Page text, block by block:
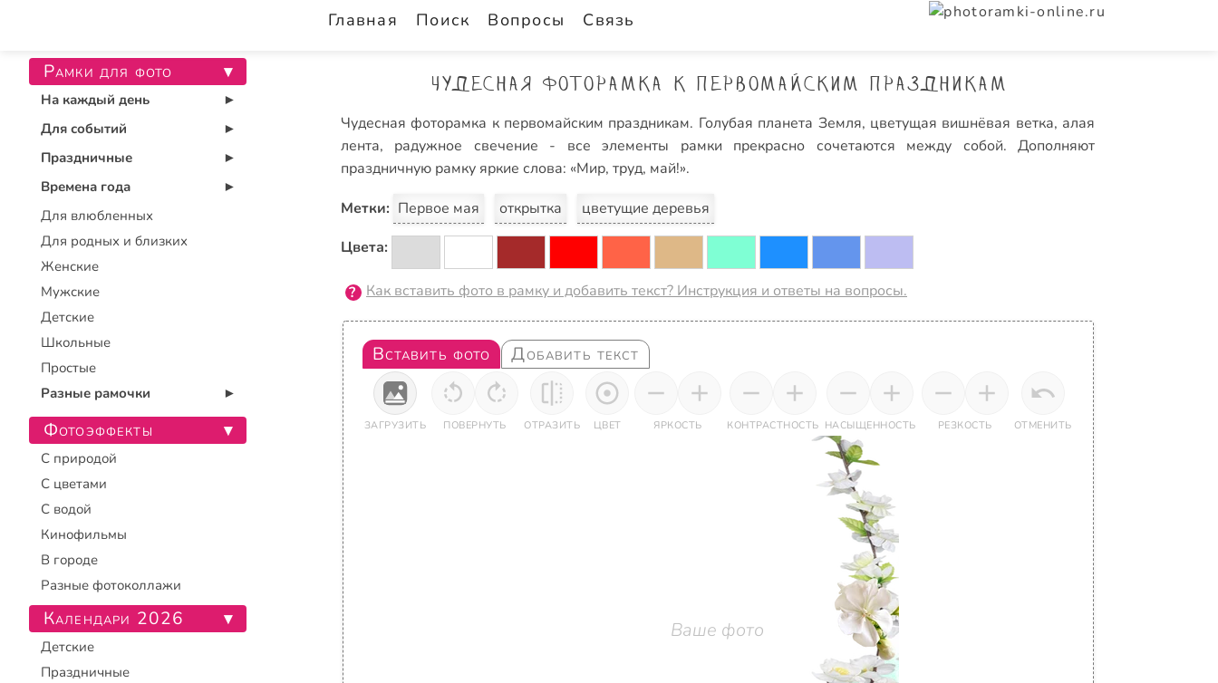
Главная Поиск Вопросы Связь
Чудесная фоторамка к первомайским праздникам
Чудесная фоторамка к первомайским праздникам. Голубая планета Земля, цветущая вишнёвая ветка, алая
лента, радужное свечение - все элементы рамки прекрасно сочетаются между собой. Дополняют
праздничную рамку яркие слова: «Мир, труд, май!».
Метки: Первое мая открытка
цветущие деревья
Цвета:
Как вставить фото в рамку и добавить текст? Инструкция и ответы на вопросы.
Вставить фото Добавить текст
ЗАГРУЗИТЬ ПОВЕРНУТЬ ОТРАЗИТЬ ЦВЕТ ЯРКОСТЬ КОНТРАСТНОСТЬ НАСЫЩЕННОСТЬ РЕЗКОСТЬ ОТМЕНИТЬ
Ваше фото
Рамки для фото ▾
На каждый день ▾
Для событий ▾
Праздничные ▾
Времена года ▾
Для влюбленных
Для родных и близких
Женские
Мужские
Детские
Школьные
Простые
Разные рамочки
▾
Фотоэффекты ▾
С природой
С цветами
С водой
Кинофильмы
В городе
Разные фотоколлажи
Календари 2026 ▾
Детские
Праздничные